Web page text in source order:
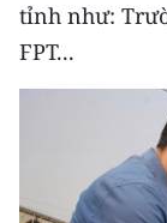
한국어
tỉnh như:
FPT...